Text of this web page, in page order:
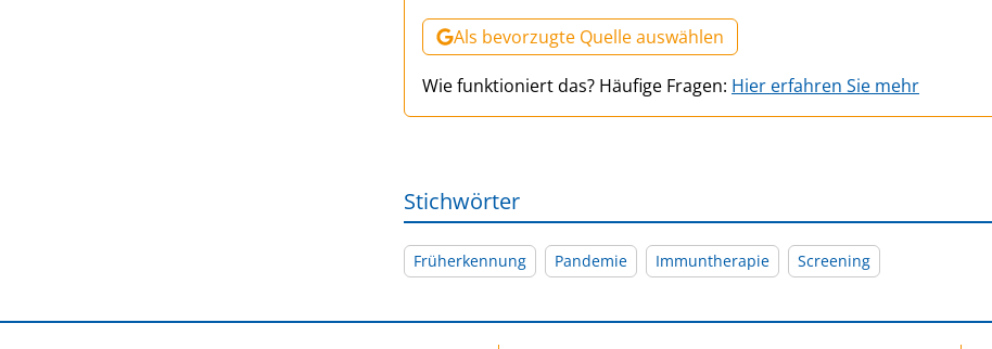
Als bevorzugte Quelle auswählen
Wie funktioniert das? Häufige Fragen: Hier erfahren Sie mehr
Stichwörter
Früherkennung Pandemie Immuntherapie Screening